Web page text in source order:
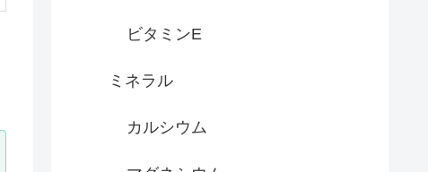
ビタミンE
ミネラル
カルシウム